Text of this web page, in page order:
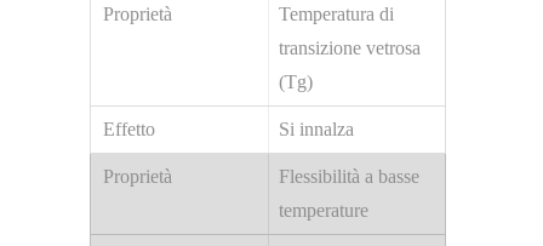
Temperatura di
transizione vetrosa
(Tg)
Si innalza
Flessibilità a basse
temperature